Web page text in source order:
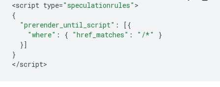
<script type="speculationrules"
{
"prerender_until_script" :
[{
"where" : { "href_matches" : "/*"
}
}]
}
</script